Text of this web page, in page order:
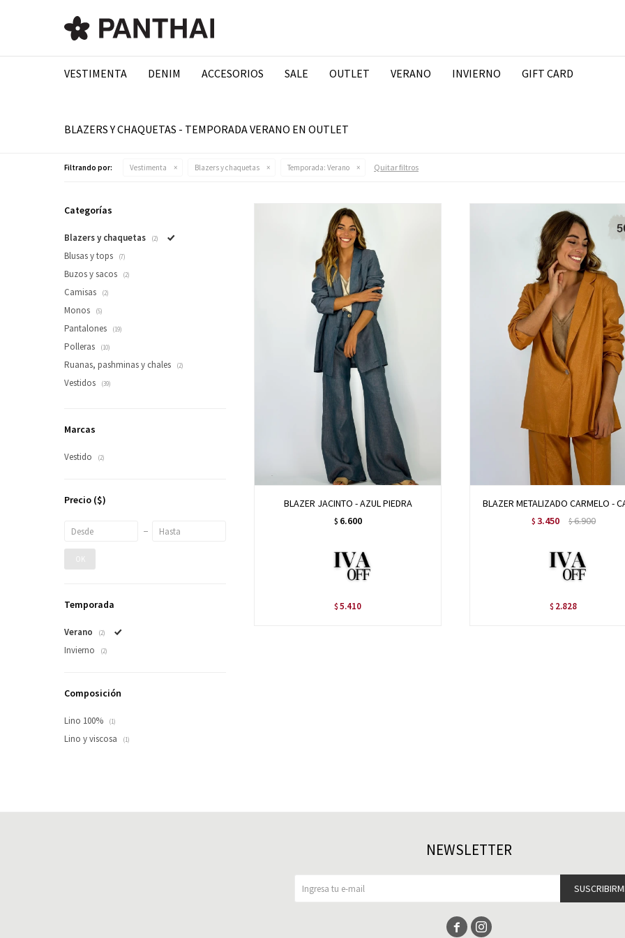
VESTIMENTA DENIM ACCESORIOS SALE OUTLET VERANO INVIERNO GIFT CARD
BLAZERS Y CHAQUETAS - TEMPORADA VERANO EN OUTLET
Filtrando por: Vestimenta Blazers y chaquetas Temporada: Verano Quitar filtros
BLAZER JACINTO - AZUL PIEDRA
$ 6.600
$ 5.410
BLAZER METALIZADO CARMELO -
$ 3.450 $6.900
$ 2.828
Categorías
Blazers y chaquetas (2)
Blusas y tops (7)
Buzos y sacos (2)
Camisas (2)
Monos (5)
Pantalones (19)
Polleras (10)
Ruanas, pashminas y chales (2)
Vestidos (39)
Marcas
Vestido (2)
Precio ($)
OK
Temporada
Verano (2)
Invierno (2)
Composición
Lino 100% (1)
Lino y viscosa (1)
NEWSLETTER
 